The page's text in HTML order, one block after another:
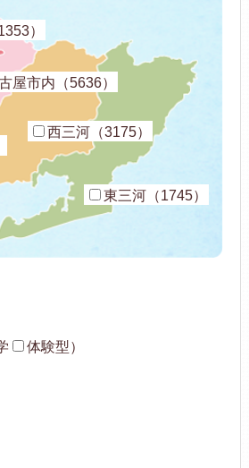
屋市内（5636）
）
西三河（3175）
東三河（1745）
体験型）